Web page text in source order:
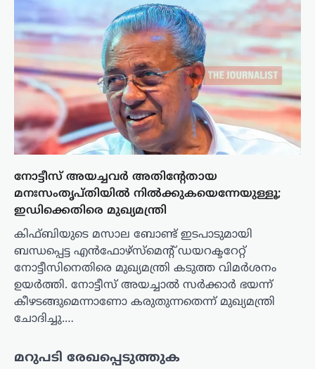
നോട്ടീസ് അയച്ചവര്‍ അതിന്റേതായ
മനഃസംതൃപ്തിയില്‍ നില്‍ക്കുകയെന്നേയുള്ളൂ;
ഇഡിക്കെതിരെ മുഖ്യമന്ത്രി
കിഫ്ബിയുടെ മസാല ബോണ്ട് ഇടപാടുമായി
ബന്ധപ്പെട്ട എന്‍ഫോഴ്‌സ്‌മെന്റ് ഡയറക്ടറേറ്റ്
നോട്ടീസിനെതിരെ മുഖ്യമന്ത്രി കടുത്ത വിമർശനം
ഉയർത്തി. നോട്ടീസ് അയച്ചാൽ സർക്കാർ ഭയന്ന്
കീഴടങ്ങുമെന്നാണോ കരുതുന്നതെന്ന് മുഖ്യമന്ത്രി
ചോദിച്ചു.…
മറുപടി രേഖപ്പെടുത്തുക